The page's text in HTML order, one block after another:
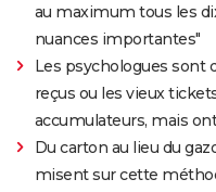
au maximum tous les
nuances importantes"
Les psychologues sont
reçus ou les vieux
accumulateurs, mais
Du carton au lieu du
misent sur cette